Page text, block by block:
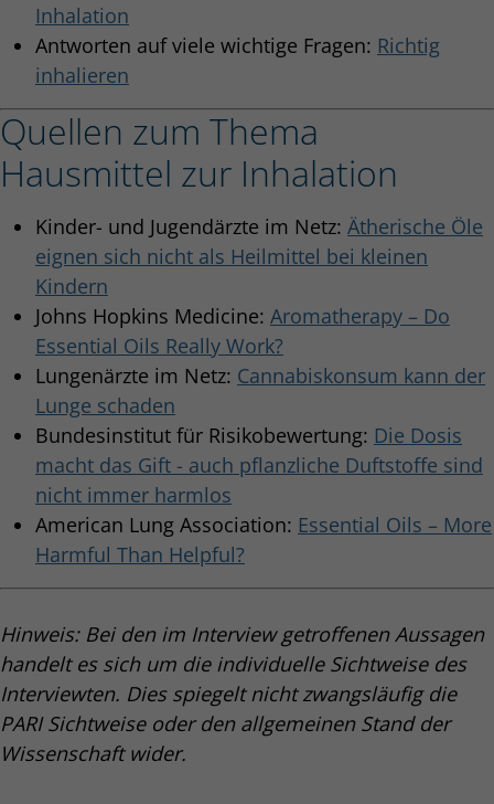
Inhalation
Antworten auf viele wichtige Fragen: Richtig
inhalieren
Quellen zum Thema
Hausmittel zur Inhalation
Kinder- und Jugendärzte im Netz: Ätherische Öle
eignen sich nicht als Heilmittel bei kleinen
Kindern
Johns Hopkins Medicine: Aromatherapy – Do
Essential Oils Really Work?
Lungenärzte im Netz: Cannabiskonsum kann der
Lunge schaden
Bundesinstitut für Risikobewertung: Die Dosis
macht das Gift - auch pflanzliche Duftstoffe sind
nicht immer harmlos
American Lung Association: Essential Oils – More
Harmful Than Helpful?
Hinweis: Bei den im Interview getroffenen Aussagen
handelt es sich um die individuelle Sichtweise des
Interviewten. Dies spiegelt nicht zwangsläufig die
PARI Sichtweise oder den allgemeinen Stand der
Wissenschaft wider.